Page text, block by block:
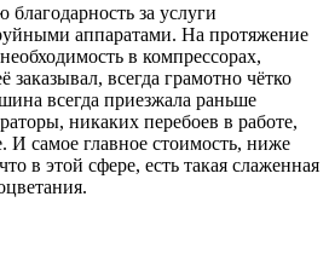
за услуги
аппаратами. На протяжение
в компрессорах,
заказывал, всегда грамотно чётко
всегда приезжала раньше
никаких перебоев в работе,
И самое главное стоимость, ниже
в этой сфере, есть такая слаженная